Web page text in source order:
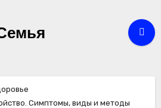
Симптомы, виды и методы